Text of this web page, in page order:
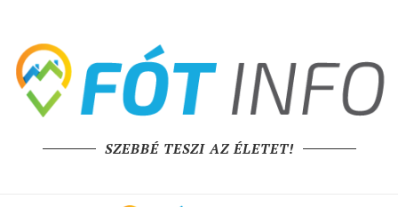
SZEBBÉ TESZI AZ ÉLETET!